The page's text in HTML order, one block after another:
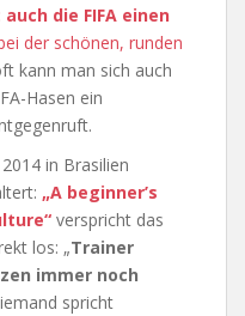
die FIFA einen
der schönen, runden
kann man sich auch
Hasen ein
in Brasilien
„A beginner’s
verspricht das
los: „Trainer
immer noch
spricht